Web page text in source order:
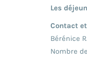
Les
Contact
Bérénice
Nombre